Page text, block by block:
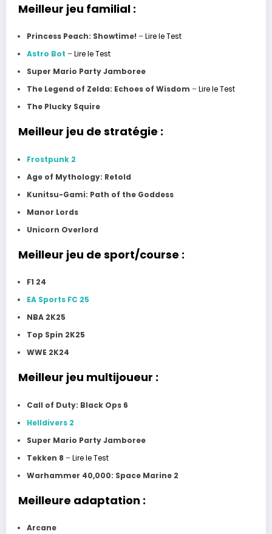
Meilleur jeu familial :
Princess Peach: Showtime! –Lire le Test
Astro Bot –Lire le Test
Super Mario Party Jamboree
The Legend of Zelda: Echoes of Wisdom –Lire le Test
The Plucky Squire
Meilleur jeu de stratégie :
Frostpunk 2
Age of Mythology: Retold
Kunitsu-Gami: Path of the Goddess
Manor Lords
Unicorn Overlord
Meilleur jeu de sport/course :
F1 24
EA Sports FC 25
NBA 2K25
Top Spin 2K25
WWE 2K24
Meilleur jeu multijoueur :
Call of Duty: Black Ops 6
Helldivers 2
Super Mario Party Jamboree
Tekken 8 –Lire le Test
Warhammer 40,000: Space Marine 2
Meilleure adaptation :
Arcane